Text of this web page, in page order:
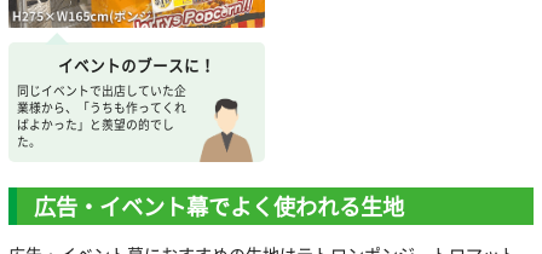
イベントのブースに！
同じイベントで出店していた企
業様から、「うちも作ってくれ
ばよかった」と羨望の的でし
た。
広告・イベント幕でよく使われる生地